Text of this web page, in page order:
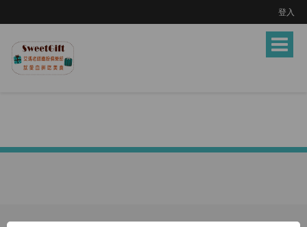
登入
Toggle